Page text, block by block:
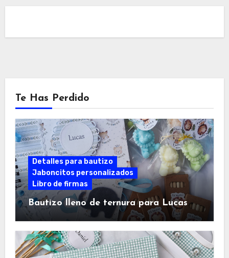
Te Has Perdido
Detalles para bautizo
Jaboncitos personalizados
Libro de firmas
Bautizo lleno de ternura para Lucas